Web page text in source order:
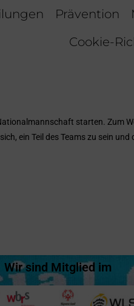
Prävention
Cookie-
starten. Zum
ein Teil des Teams zu sein und
Wir sind Mitglied im